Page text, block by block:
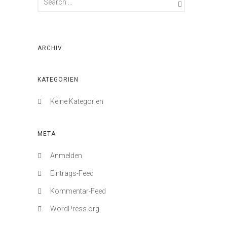
ARCHIV
KATEGORIEN
Keine Kategorien
META
Anmelden
Eintrags-Feed
Kommentar-Feed
WordPress.org